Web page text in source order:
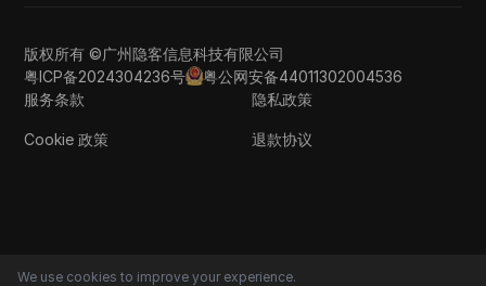
版权所有 ©广州隐客信息科技有限公司
粤ICP备2024304236号
粤公网安备44011302004536
服务条款
隐私政策
Cookie 政策 退款协议
We use cookies to improve your experience.